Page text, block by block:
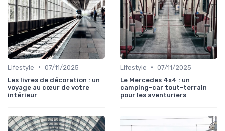
Lifestyle • 07/11/2025
Les livres de décoration : un
voyage au cœur de votre
intérieur
Lifestyle • 07/11/2025
Le Mercedes 4x4 : un
camping-car tout-terrain
pour les aventuriers